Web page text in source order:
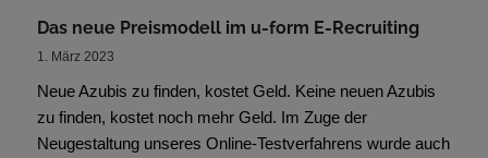
Das neue Preismodell im u-form E-Recruiting
1. März 2023
Neue Azubis zu finden, kostet Geld. Keine neuen Azubis
zu finden, kostet noch mehr Geld. Im Zuge der
Neugestaltung unseres Online-Testverfahrens wurde auch